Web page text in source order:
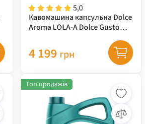
5,0
Кавомашина капсульна Dolce
Aroma LOLA-A Dolce Gusto
4 199 грн
Топ продажів